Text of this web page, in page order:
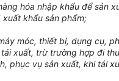
hóa nhập khẩu để sản
khẩu sản phẩm;
móc, thiết bị, dụng cụ,
xuất, trừ trường hợp đi
phục vụ sản xuất, khi tái